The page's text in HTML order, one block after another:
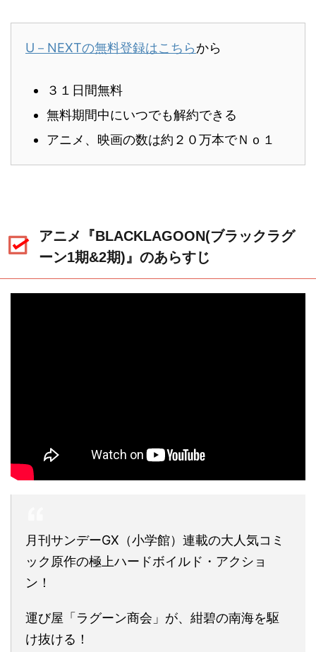
U－NEXTの無料登録はこちらから
３１日間無料
無料期間中にいつでも解約できる
アニメ、映画の数は約２０万本でＮｏ１
アニメ『BLACKLAGOON(ブラックラグ
ーン1期&2期)』のあらすじ
月刊サンデーGX（小学館）連載の大人気コミ
ック原作の極上ハードボイルド・アクショ
ン！
運び屋「ラグーン商会」が、紺碧の南海を駆
け抜ける！